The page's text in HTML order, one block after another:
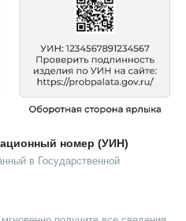
номер (УИН)
в Государственной